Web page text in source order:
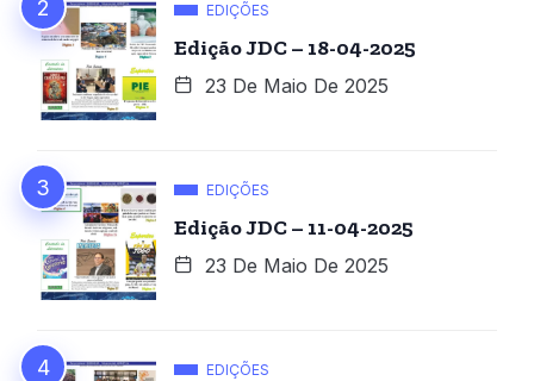
EDIÇÕES
Edição JDC – 18-04-2025
23 De Maio De 2025
EDIÇÕES
Edição JDC – 11-04-2025
23 De Maio De 2025
EDIÇÕES